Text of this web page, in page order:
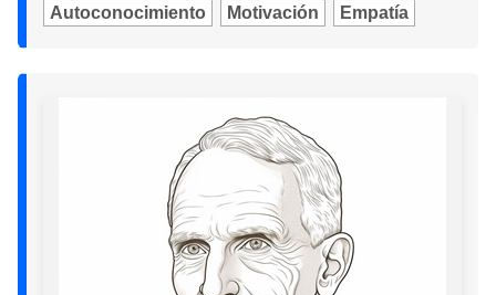
Autoconocimiento Motivación Empatía